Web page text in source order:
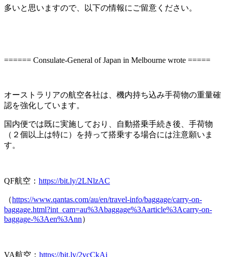
多いと思いますので、以下の情報にご留意 ください。
====== Consulate-General of Japan in Melbourne wrote =====
オーストラリアの航空各社は、機内持ち込み手荷物の重量確
認を強化しています。
国内便では既に実施しており、自動搭乗手続き後、手荷物
（２個以上は特に）を持って搭乗する場合には注意願いま
す。
QF航空： https://bit.ly/2LNlzAC
（https://www.qantas.com/au/en/travel-info/baggage/carry-on-
baggage.html?int_cam=au%3Abaggage%3Aarticle%3Acarry-on-
baggage-%3Aen%3Ann）
VA航空： https://bit.ly/2vcCkAi